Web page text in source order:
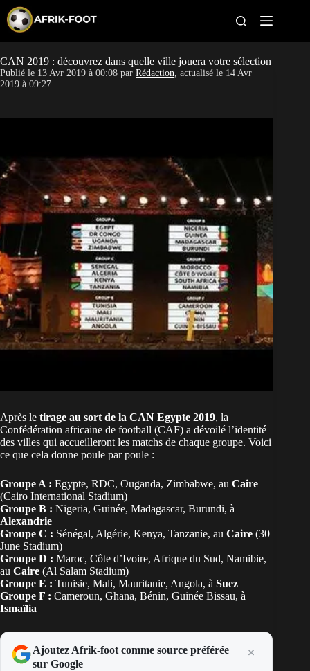
p
o
c
t
CAN féminine
Clubs
Classement
Paris sportifs
CAN 2019 : découvrez dans quelle ville jouera votre sélection
Publié le 13 Avr 2019 à 00:08 par Rédaction, actualisé le 14 Avr
2019 à 09:27
Après le tirage au sort de la CAN Egypte 2019, la
Confédération africaine de football (CAF) a dévoilé l’identité
des villes qui accueilleront les matchs de chaque groupe. Voici
ce que cela donne poule par poule :
Groupe A : Egypte, RDC, Ouganda, Zimbabwe, au Caire
(Cairo International Stadium)
Groupe B : Nigeria, Guinée, Madagascar, Burundi, à
Alexandrie
Groupe C : Sénégal, Algérie, Kenya, Tanzanie, au Caire (30
June Stadium)
Groupe D : Maroc, Côte d’Ivoire, Afrique du Sud, Namibie,
au Caire (Al Salam Stadium)
Groupe E : Tunisie, Mali, Mauritanie, Angola, à Suez
Groupe F : Cameroun, Ghana, Bénin, Guinée Bissau, à
Ismaïlia
Ajoutez Afrik-foot comme source préférée
sur Google